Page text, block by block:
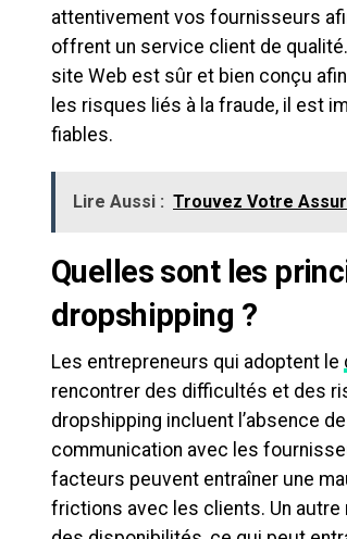
attentivement vos fournisseurs
offrent un service client de
site Web est sûr et bien conçu
les risques liés à la fraude, il est
fiables.
Lire Aussi : Trouvez Votre
Quelles sont les
dropshipping ?
Les entrepreneurs qui adoptent le
rencontrer des difficultés et des
dropshipping incluent l’absence
communication avec les
facteurs peuvent entraîner une
frictions avec les clients. Un